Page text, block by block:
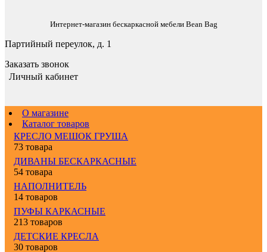
Интернет-магазин бескаркасной мебели Bean Bag
Партийный переулок, д. 1
Заказать звонок
Личный кабинет
О магазине
Каталог товаров
КРЕСЛО МЕШОК ГРУША
73 товара
ДИВАНЫ БЕСКАРКАСНЫЕ
54 товара
НАПОЛНИТЕЛЬ
14 товаров
ПУФЫ КАРКАСНЫЕ
213 товаров
ДЕТСКИЕ КРЕСЛА
30 товаров